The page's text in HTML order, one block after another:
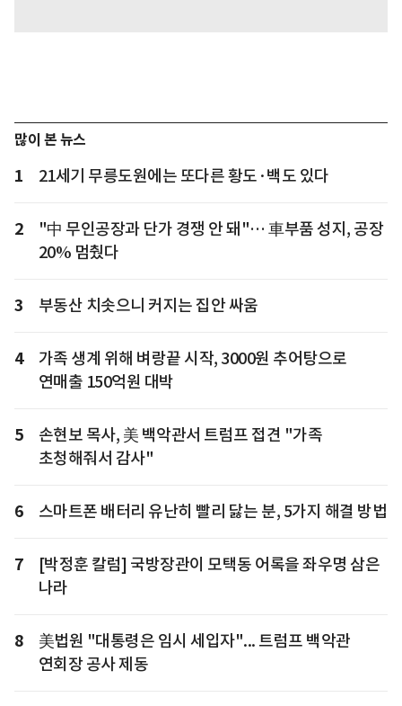
많이 본 뉴스
1 21세기 무릉도원에는 또다른 황도·백도 있다
2
"中 무인공장과 단가 경쟁 안 돼"… 車부품 성지, 공장
20% 멈췄다
3 부동산 치솟으니 커지는 집안 싸움
4
가족 생계 위해 벼랑끝 시작, 3000원 추어탕으로
연매출 150억원 대박
5
손현보 목사, 美 백악관서 트럼프 접견 "가족
초청해줘서 감사"
6 스마트폰 배터리 유난히 빨리 닳는 분, 5가지 해결 방법
7
[박정훈 칼럼] 국방장관이 모택동 어록을 좌우명 삼은
나라
8
美법원 "대통령은 임시 세입자"... 트럼프 백악관
연회장 공사 제동